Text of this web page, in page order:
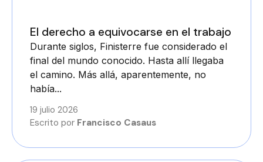
El derecho a equivocarse en el trabajo
Durante siglos, Finisterre fue considerado el
final del mundo conocido. Hasta allí llegaba
el camino. Más allá, aparentemente, no
había...
19 julio 2026
Escrito por Francisco Casaus